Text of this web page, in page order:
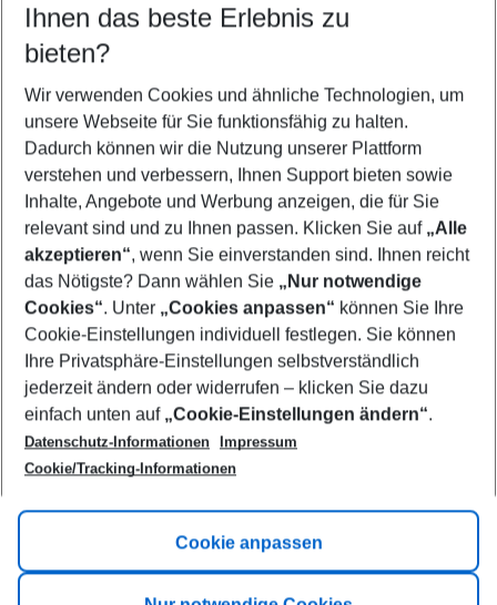
Find the perfect deal which suits your best
Your departure airport
Any airport
Select your date range
10/08/26–08/08/27 5-8 nights
Who will travel
2 adults No children
Show more filter
Footer
Footer navigation
Title A
Link A
Ihnen das beste Erlebnis zu
bieten?
Wir verwenden Cookies und ähnliche Technologien, um
unsere Webseite für Sie funktionsfähig zu halten.
Dadurch können wir die Nutzung unserer Plattform
verstehen und verbessern, Ihnen Support bieten sowie
Inhalte, Angebote und Werbung anzeigen, die für Sie
relevant sind und zu Ihnen passen. Klicken Sie auf „Alle
akzeptieren“, wenn Sie einverstanden sind. Ihnen reicht
das Nötigste? Dann wählen Sie „Nur notwendige
Cookies“. Unter „Cookies anpassen“ können Sie Ihre
Cookie-Einstellungen individuell festlegen. Sie können
Ihre Privatsphäre-Einstellungen selbstverständlich
jederzeit ändern oder widerrufen – klicken Sie dazu
einfach unten auf „Cookie-Einstellungen ändern“.
Datenschutz-Informationen
Impressum
Cookie/Tracking-Informationen
Cookie anpassen